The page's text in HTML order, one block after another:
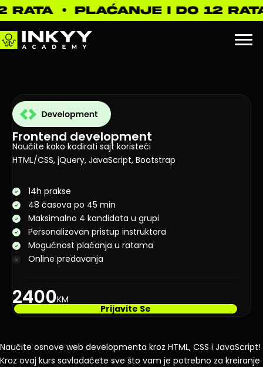
Frontend development
Naučite kako kodirati sajt koristeći
HTML/CSS, jQuery, JavaScript, Bootstrap
14h prakse
48 časova po 45 min
Maksimalno 4 kandidata u grupi
Personalizovan pristup instruktora
Mogućnost plaćanja u ratama
Online predavanja
2400KM
Prijavite Se
Naučite osnove web developmenta kroz HTML, CSS i JavaScript!
Kroz ovaj kurs savladaćete sve što vam je potrebno za kreiranje